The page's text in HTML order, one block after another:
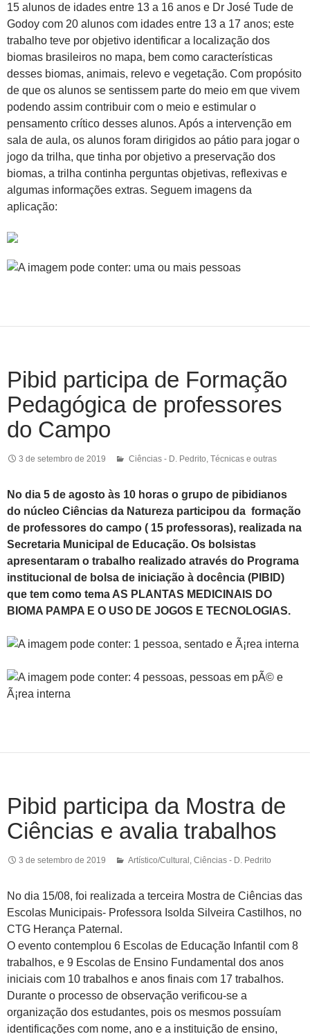
15 alunos de idades entre 13 a 16 anos e Dr José Tude de
Godoy com 20 alunos com idades entre 13 a 17 anos; este
trabalho teve por objetivo identificar a localização dos
biomas brasileiros no mapa, bem como características
desses biomas, animais, relevo e vegetação. Com propósito
de que os alunos se sentissem parte do meio em que vivem
podendo assim contribuir com o meio e estimular o
pensamento crítico desses alunos. Após a intervenção em
sala de aula, os alunos foram dirigidos ao pátio para jogar o
jogo da trilha, que tinha por objetivo a preservação dos
biomas, a trilha continha perguntas objetivas, reflexivas e
algumas informações extras. Seguem imagens da
aplicação:
Pibid participa de Formação
Pedagógica de professores
do Campo
3 de setembro de 2019 Ciências - D. Pedrito Técnicas e outras
No dia 5 de agosto às 10 horas o grupo de pibidianos
do núcleo Ciências da Natureza participou da formação
de professores do campo ( 15 professoras), realizada na
Secretaria Municipal de Educação. Os bolsistas
apresentaram o trabalho realizado através do Programa
institucional de bolsa de iniciação à docência (PIBID)
que tem como tema AS PLANTAS MEDICINAIS DO
BIOMA PAMPA E O USO DE JOGOS E TECNOLOGIAS.
Pibid participa da Mostra de
Ciências e avalia trabalhos
3 de setembro de 2019 Artístico/Cultural Ciências - D. Pedrito
No dia 15/08, foi realizada a terceira Mostra de Ciências das
Escolas Municipais- Professora Isolda Silveira Castilhos, no
CTG Herança Paternal.
O evento contemplou 6 Escolas de Educação Infantil com 8
trabalhos, e 9 Escolas de Ensino Fundamental dos anos
iniciais com 10 trabalhos e anos finais com 17 trabalhos.
Durante o processo de observação verificou-se a
organização dos estudantes, pois os mesmos possuíam
identificações com nome, ano e a instituição de ensino,